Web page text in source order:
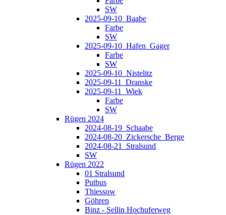
SW
2025-09-10_Baabe
Farbe
SW
2025-09-10_Hafen_Gager
Farbe
SW
2025-09-10_Nistelitz
2025-09-11_Dranske
2025-09-11_Wiek
Farbe
SW
Rügen 2024
2024-08-19_Schaabe
2024-08-20_Zickersche_Berge
2024-08-21_Stralsund
SW
Rügen 2022
01 Stralsund
Putbus
Thiessow
Göhren
Binz - Sellin Hochuferweg